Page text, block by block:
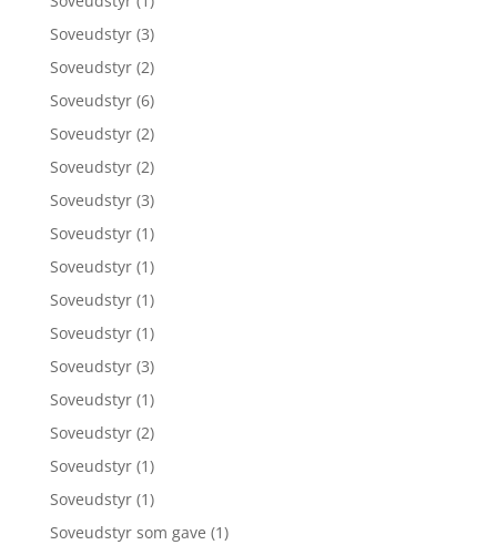
Soveudstyr (3)
Soveudstyr (2)
Soveudstyr (6)
Soveudstyr (2)
Soveudstyr (2)
Soveudstyr (3)
Soveudstyr (1)
Soveudstyr (1)
Soveudstyr (1)
Soveudstyr (1)
Soveudstyr (3)
Soveudstyr (1)
Soveudstyr (2)
Soveudstyr (1)
Soveudstyr (1)
Soveudstyr som gave (1)